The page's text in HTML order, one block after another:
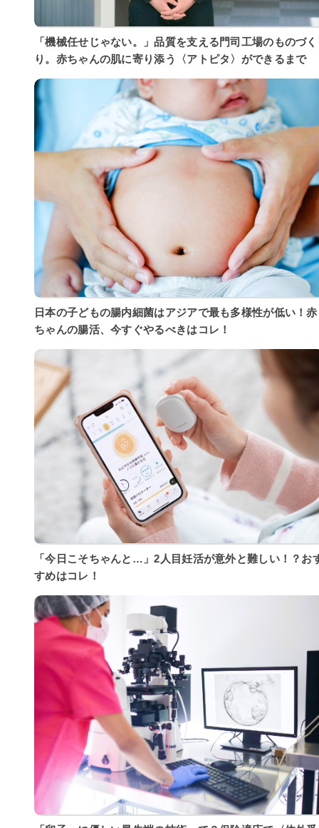
「機械任せじゃない。」品質を支える門司工場のものづく
り。赤ちゃんの肌に寄り添う〈アトピタ〉ができるまで
日本の子どもの腸内細菌はアジアで最も多様性が低い！赤
ちゃんの腸活、今すぐやるべきはコレ！
「今日こそちゃんと…」2人目妊活が意外と難しい！？お
すめはコレ！